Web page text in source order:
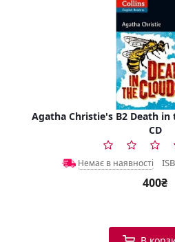
Agatha Christie's B2 Death
CD
Немає в наявності
400₴